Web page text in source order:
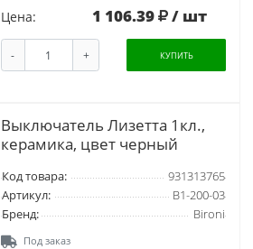
Цена: 1 106.39 / шт
- + КУПИТЬ
Выключатель Лизетта 1кл.,
керамика, цвет черный
Код товара:
931313765
Артикул:
B1-200-03
Бренд:
Bironi
Под заказ